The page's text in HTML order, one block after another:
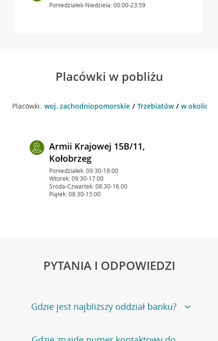
Poniedziałek-Niedziela: 00:00-23:59
Placówki w pobliżu
Placówki: woj. zachodniopomorskie Trzebiatów w okolicy
Armii Krajowej 15B/11,
Kołobrzeg
Poniedziałek: 09:30-18:00
Wtorek: 09:30-17:00
Środa-Czwartek: 08:30-16:00
Piątek: 08:30-15:00
PYTANIA I ODPOWIEDZI
Gdzie jest najbliższy oddział banku?
Jeśli szukasz oddziału naszego banku, zapraszamy na